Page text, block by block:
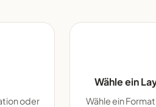
oder
Wähle ein
Wähle ein